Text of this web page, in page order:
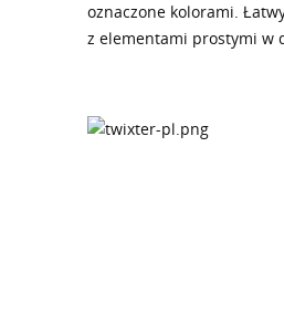
oznaczone kolorami.
z elementami prostymi w